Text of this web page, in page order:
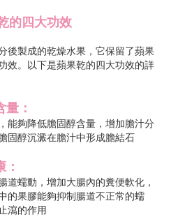
的四大功效
後製成的乾燥水果，它保留了蘋果
效。以下是蘋果乾的四大功效的詳
：
能夠降低膽固醇含量，增加膽汁分
固醇沉澱在膽汁中形成膽結石
道蠕動，增加大腸內的糞便軟化，
的果膠能夠抑制腸道不正常的蠕
瀉的作用